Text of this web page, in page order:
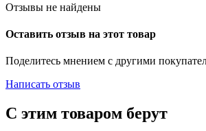
Отзывы не найдены
Оставить отзыв на этот товар
Поделитесь мнением с другими
Написать отзыв
С этим товаром берут